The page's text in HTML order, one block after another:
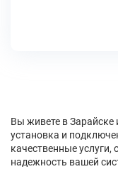
Вы живете в Зарайске
установка и
качественные услуги,
надежность вашей